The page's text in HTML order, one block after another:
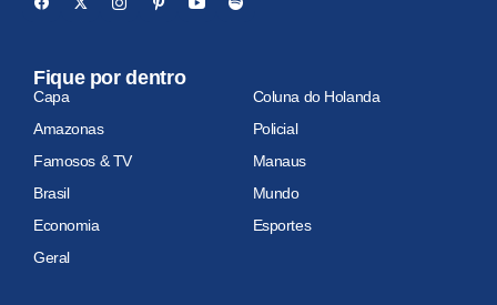
Fique por dentro
Capa
Coluna do Holanda
Amazonas
Policial
Famosos & TV
Manaus
Brasil
Mundo
Economia
Esportes
Geral